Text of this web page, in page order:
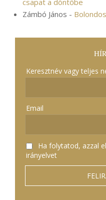
csapat a döntőbe
Zámbó János -
Keresztnév vagy teljes
Email
Ha folytatod, azzal
irányelvet